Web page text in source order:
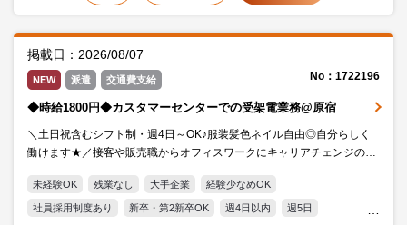
掲載日：2026/08/07
NEW 派遣 交通費支給 No：1722196
◆時給1800円◆カスタマーセンターでの受架電業務@原宿
＼土日祝含むシフト制・週4日～OK♪服装髪色ネイル自由◎自分らしく
働けます★／接客や販売職からオフィスワークにキャリアチェンジの方
未経験OK 残業なし 大手企業 経験少なめOK
社員採用制度あり 新卒・第2新卒OK 週4日以内 週5日